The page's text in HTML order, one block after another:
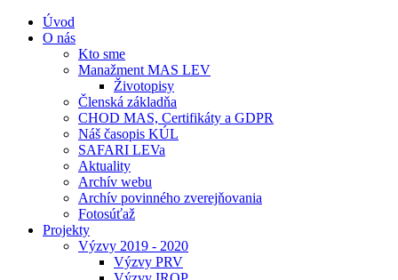
Úvod
O nás
Kto sme
Manažment MAS LEV
Životopisy
Členská základňa
CHOD MAS, Certifikáty a GDPR
Náš časopis KÚL
SAFARI LEVa
Aktuality
Archív webu
Archív povinného zverejňovania
Fotosúťaž
Projekty
Výzvy 2019 - 2020
Výzvy PRV